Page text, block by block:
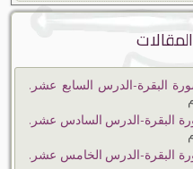
البقرة-الدرس السابع عشر.
البقرة-الدرس السادس عشر.
البقرة-الدرس الخامس عشر.